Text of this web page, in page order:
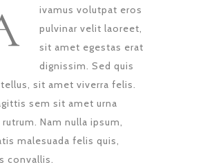
ivamus volutpat eros
pulvinar velit laoreet,
sit amet egestas erat
dignissim. Sed quis
sit amet viverra felis.
sem sit amet urna
Nam nulla ipsum,
malesuada felis quis,
convallis.